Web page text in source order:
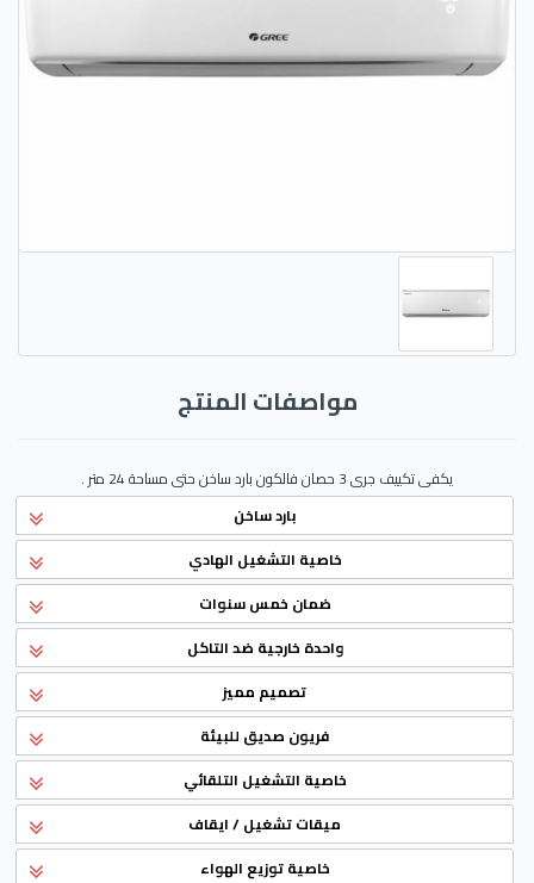
مواصفات المنتج
يكفى تكييف جرى 3 حصان فالكون بارد ساخن حتى مساحة 24 متر .
بارد ساخن
خاصية التشغيل الهادي
ضمان خمس سنوات
واحدة خارجية ضد التاكل
تصميم مميز
فريون صديق للبيئة
خاصية التشغيل التلقائي
ميقات تشغيل / ايقاف
خاصية توزيع الهواء